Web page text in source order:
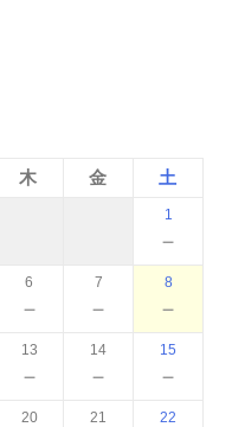
木 金 土
1
－
6
－
7
－
8
－
13
－
14
－
15
－
20 21 22